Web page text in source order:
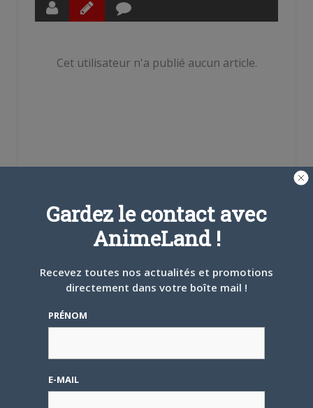
Cet utilisateur n'a publié aucun article.
Se souvenir de moi
Créer un
compte
Gardez le contact avec
AnimeLand !
Recevez toutes nos actualités et promotions
directement dans votre boîte mail !
PRÉNOM
E-MAIL